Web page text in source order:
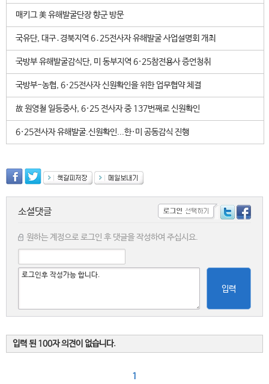
매키그 美 유해발굴단장 향군 방문
국유단, 대구․경북지역 6․25전사자 유해발굴 사업설명회 개최
국방부 유해발굴감식단, 미 동부지역 6·25참전용사 증언청취
국방부-농협, 6·25전사자 신원확인을 위한 업무협약 체결
故 원영철 일등중사, 6·25 전사자 중 137번째로 신원확인
6·25전사자 유해발굴.신원확인...한·미 공동감식 진행
소셜댓글
원하는 계정으로 로그인 후 댓글을 작성하여 주십시요.
입력
입력 된 100자 의견이 없습니다.
1